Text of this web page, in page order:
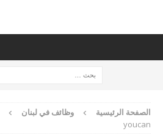
الصفحة الرئيسية وظائف في لبنان
youcan